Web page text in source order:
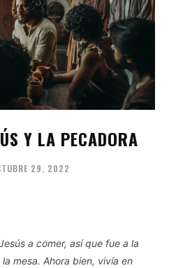
Y LA PECADORA
29, 2022
a comer, así que fue a la
mesa. Ahora bien, vivía en